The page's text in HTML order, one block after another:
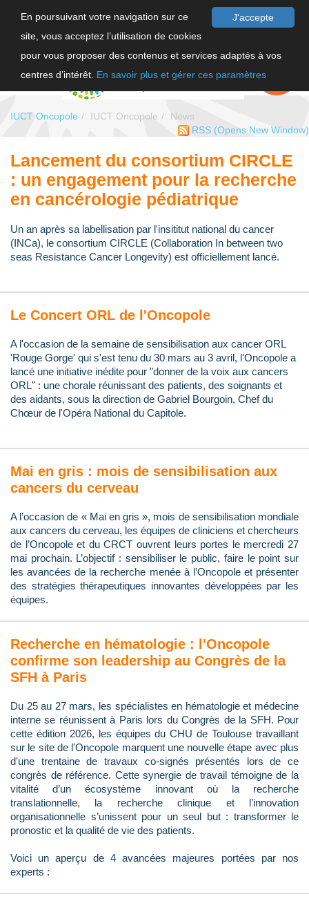
J'accepte
En poursuivant votre navigation sur ce
site, vous acceptez l’utilisation de cookies
pour vous proposer des contenus et services adaptés à vos
centres d’intérêt. En savoir plus et gérer ces paramètres
FAIRE UN
DON
IUCT Oncopole IUCT Oncopole
News
RSS (Opens New Window)
Lancement du consortium CIRCLE
: un engagement pour la recherche
en cancérologie pédiatrique
Un an après sa labellisation par l'insititut national du cancer
(INCa), le consortium CIRCLE (Collaboration In between two
seas Resistance Cancer Longevity) est officiellement lancé.
Le Concert ORL de l'Oncopole
A l'occasion de la semaine de sensibilisation aux cancer ORL
'Rouge Gorge' qui s'est tenu du 30 mars au 3 avril, l'Oncopole a
lancé une initiative inédite pour "donner de la voix aux cancers
ORL" : une chorale réunissant des patients, des soignants et
des aidants, sous la direction de Gabriel Bourgoin, Chef du
Chœur de l'Opéra National du Capitole.
Mai en gris : mois de sensibilisation aux
cancers du cerveau
A l’occasion de « Mai en gris », mois de sensibilisation mondiale
aux cancers du cerveau, les équipes de cliniciens et chercheurs
de l’Oncopole et du CRCT ouvrent leurs portes le mercredi 27
mai prochain. L’objectif : sensibiliser le public, faire le point sur
les avancées de la recherche menée à l’Oncopole et présenter
des stratégies thérapeutiques innovantes développées par les
équipes.
Recherche en hématologie : l'Oncopole
confirme son leadership au Congrès de la
SFH à Paris
Du 25 au 27 mars, les spécialistes en hématologie et médecine
interne se réunissent à Paris lors du Congrès de la SFH. Pour
cette édition 2026, les équipes du CHU de Toulouse travaillant
sur le site de l'Oncopole marquent une nouvelle étape avec plus
d'une trentaine de travaux co-signés présentés lors de ce
congrès de référence. Cette synergie de travail témoigne de la
vitalité d’un écosystème innovant où la recherche
translationnelle, la recherche clinique et l’innovation
organisationnelle s’unissent pour un seul but : transformer le
pronostic et la qualité de vie des patients.
Voici un aperçu de 4 avancées majeures portées par nos
experts :